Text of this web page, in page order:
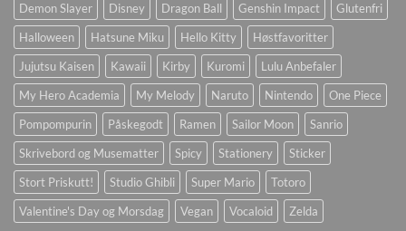
Demon Slayer
Disney Dragon Ball Genshin Impact
Glutenfri
Halloween
Hatsune Miku Hello Kitty
Høstfavoritter
Jujutsu Kaisen
Kawaii Kirby Kuromi
Lulu Anbefaler
My Hero Academia
My Melody Naruto Nintendo
One Piece
Pompompurin
Påskegodt Ramen Sailor Moon
Sanrio
Skrivebord og Musematter
Spicy Stationery
Sticker
Stort Priskutt!
Studio Ghibli Super Mario
Totoro
Valentine's Day og Morsdag
Vegan Vocaloid Zelda